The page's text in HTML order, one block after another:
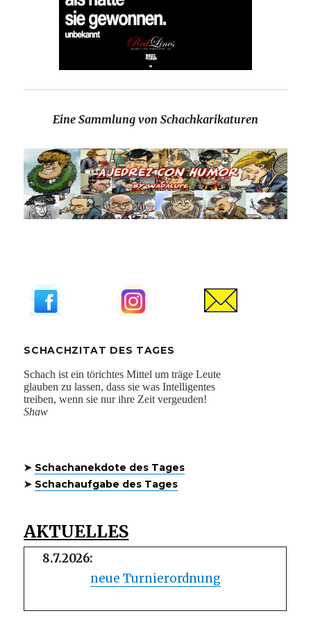
Eine Sammlung von Schachkarikaturen
SCHACHZITAT DES TAGES
➤ Schachanekdote des Tages
➤ Schachaufgabe des Tages
AKTUELLES
8.7.2026:
neue Turnierordnung